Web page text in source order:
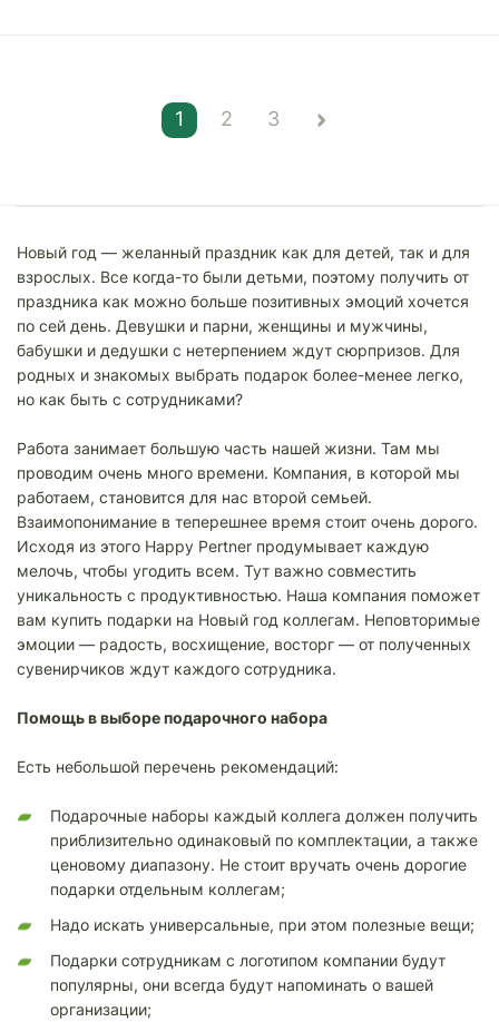
1 2 3
Новый год — желанный праздник как для детей, так и для
взрослых. Все когда-то были детьми, поэтому получить от
праздника как можно больше позитивных эмоций хочется
по сей день. Девушки и парни, женщины и мужчины,
бабушки и дедушки с нетерпением ждут сюрпризов. Для
родных и знакомых выбрать подарок более-менее легко,
но как быть с сотрудниками?
Работа занимает большую часть нашей жизни. Там мы
проводим очень много времени. Компания, в которой мы
работаем, становится для нас второй семьей.
Взаимопонимание в теперешнее время стоит очень дорого.
Исходя из этого Happy Pertner продумывает каждую
мелочь, чтобы угодить всем. Тут важно совместить
уникальность с продуктивностью. Наша компания поможет
вам купить подарки на Новый год коллегам. Неповторимые
эмоции — радость, восхищение, восторг — от полученных
сувенирчиков ждут каждого сотрудника.
Помощь в выборе подарочного набора
Есть небольшой перечень рекомендаций:
Подарочные наборы каждый коллега должен получить
приблизительно одинаковый по комплектации, а также
ценовому диапазону. Не стоит вручать очень дорогие
подарки отдельным коллегам;
Надо искать универсальные, при этом полезные вещи;
Подарки сотрудникам с логотипом компании будут
популярны, они всегда будут напоминать о вашей
организации;